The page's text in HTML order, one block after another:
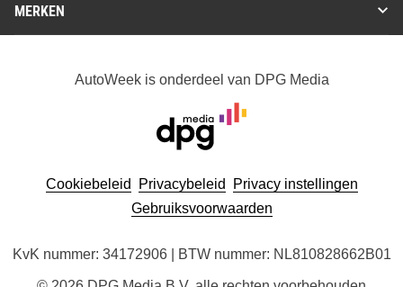
MERKEN
AutoWeek is onderdeel van DPG Media
Cookiebeleid Privacybeleid
Privacy instellingen
Gebruiksvoorwaarden
KvK nummer: 34172906 | BTW nummer: NL810828662B01